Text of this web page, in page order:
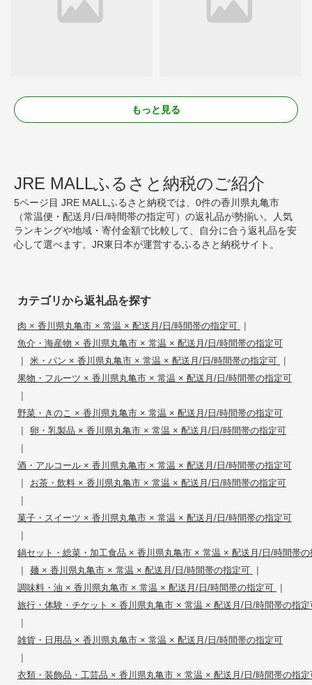
もっと見る
JRE MALLふるさと納税のご紹介
5ページ目 JRE MALLふるさと納税では、0件の香川県丸亀市
（常温便・配送月/日/時間帯の指定可）の返礼品が勢揃い。人気
ランキングや地域・寄付金額で比較して、自分に合う返礼品を安
心して選べます。JR東日本が運営するふるさと納税サイト。
カテゴリから返礼品を探す
肉 × 香川県丸亀市 × 常温 × 配送月/日/時間帯の指定可 |
魚介・海産物 × 香川県丸亀市 × 常温 × 配送月/日/時間帯の指定可
| 米・パン × 香川県丸亀市 × 常温 × 配送月/日/時間帯の指定可 |
果物・フルーツ × 香川県丸亀市 × 常温 × 配送月/日/時間帯の指定可
|
野菜・きのこ × 香川県丸亀市 × 常温 × 配送月/日/時間帯の指定可
| 卵・乳製品 × 香川県丸亀市 × 常温 × 配送月/日/時間帯の指定可
|
酒・アルコール × 香川県丸亀市 × 常温 × 配送月/日/時間帯の指定可
| お茶・飲料 × 香川県丸亀市 × 常温 × 配送月/日/時間帯の指定可
|
菓子・スイーツ × 香川県丸亀市 × 常温 × 配送月/日/時間帯の指定可
|
鍋セット・総菜・加工食品 × 香川県丸亀市 × 常温 × 配送月/日/時間帯の
| 麺 × 香川県丸亀市 × 常温 × 配送月/日/時間帯の指定可 |
調味料・油 × 香川県丸亀市 × 常温 × 配送月/日/時間帯の指定可 |
旅行・体験・チケット × 香川県丸亀市 × 常温 × 配送月/日/時間帯の指定
|
雑貨・日用品 × 香川県丸亀市 × 常温 × 配送月/日/時間帯の指定可
|
衣類・装飾品・工芸品 × 香川県丸亀市 × 常温 × 配送月/日/時間帯の指定